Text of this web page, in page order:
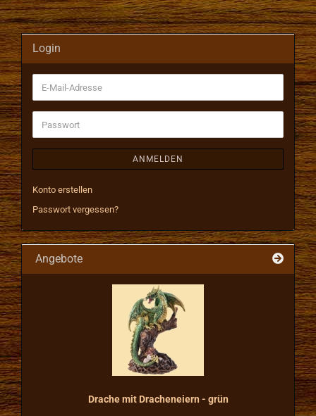
Login
E-
Mail-
Adresse
Passwort
ANMELDEN
Konto erstellen
Passwort vergessen?
Angebote
Drache mit Dracheneiern - grün